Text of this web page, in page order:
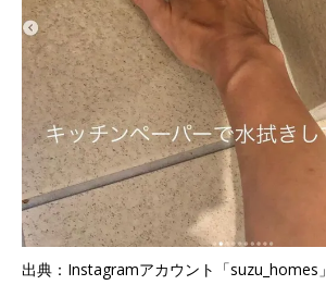
出典：Instagramアカウント「suzu_homes」